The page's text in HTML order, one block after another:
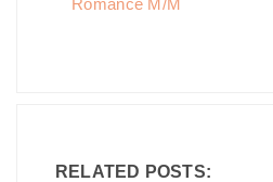
Romance M/M
RELATED POSTS: